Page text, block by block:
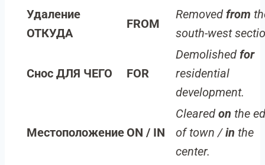
Удаление
ОТКУДА
FROM
Removed from
south-west
Снос ДЛЯ ЧЕГО FOR
Demolished for
residential
development.
МестоположениеON / IN
Cleared on the
of town /in the
center.